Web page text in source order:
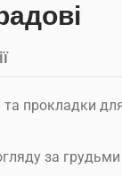
та прокладки
за грудьми